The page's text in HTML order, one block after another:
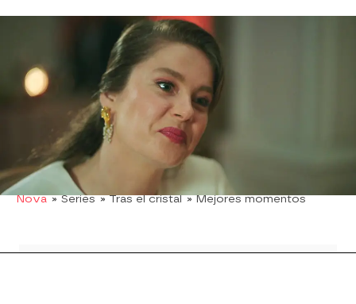
Por su parte, Sedat tiene alguna otra idea en la
Está convencido que es el momento
ideal para recuperar su matrimonio con Nalan
La cena de cumpleaños, que celebran en el
mismo restaurante donde se produjo la pedido
de mano, es el escenario ideal que Sedat ha
elegido para dar el paso y pedirle a Nalan si
quiere intentar volver a tener una vida junto a él.
Nova » Series » Tras el cristal » Mejores momentos